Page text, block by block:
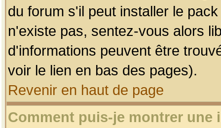
du forum s'il peut installer le
n'existe pas, sentez-vous alors
d'informations peuvent être
voir le lien en bas des pages).
Revenir en haut de page
Comment puis-je montrer une